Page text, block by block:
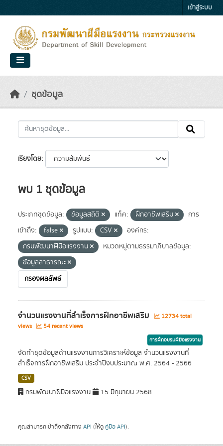
เข้าสู่ระบบ
ชุดข้อมูล
เรียงโดย
พบ 1 ชุดข้อมูล
ประเภทชุดข้อมูล: ข้อมูลสถิติ แท็ค: ฝึกอาชีพเสริม
การ
เข้าถึง:
false รูปแบบ: CSV
องค์กร:
กรมพัฒนาฝีมือแรงงาน
หมวดหมู่ตามธรรมาภิบาลข้อมูล:
ข้อมูลสาธารณะ
กรองผลลัพธ์
จำนวนแรงงานที่สำเร็จการฝึกอาชีพเสริม
12734 total
views
54 recent views
การฝึกอบรมฝีมือแรงงาน
จัดทำชุดข้อมูลด้านแรงงานการวิเคราะห์ข้อมูล จำนวนแรงงานที่
สำเร็จการฝึกอาชีพเสริม ประจำปีงบประมาณ พ.ศ. 2564 - 2566
CSV
กรมพัฒนาฝีมือแรงงาน 15 มิถุนายน 2568
คุณสามารถเข้าถึงคลังทาง API (ให้ดู คู่มือ API).